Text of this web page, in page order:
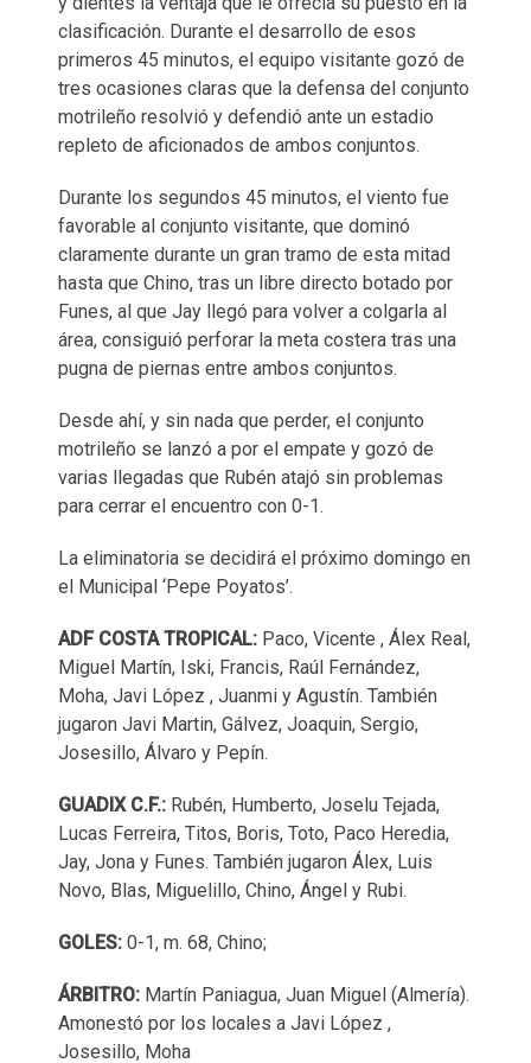
clasificación. Durante el desarrollo de esos
primeros 45 minutos, el equipo visitante gozó de
tres ocasiones claras que la defensa del conjunto
motrileño resolvió y defendió ante un estadio
repleto de aficionados de ambos conjuntos.
Durante los segundos 45 minutos, el viento fue
favorable al conjunto visitante, que dominó
claramente durante un gran tramo de esta mitad
hasta que Chino, tras un libre directo botado por
Funes, al que Jay llegó para volver a colgarla al
área, consiguió perforar la meta costera tras una
pugna de piernas entre ambos conjuntos.
Desde ahí, y sin nada que perder, el conjunto
motrileño se lanzó a por el empate y gozó de
varias llegadas que Rubén atajó sin problemas
para cerrar el encuentro con 0-1.
La eliminatoria se decidirá el próximo domingo en
el Municipal ‘Pepe Poyatos’.
ADF COSTA TROPICAL: Paco, Vicente , Álex Real,
Miguel Martín, Iski, Francis, Raúl Fernández,
Moha, Javi López , Juanmi y Agustín. También
jugaron Javi Martin, Gálvez, Joaquin, Sergio,
Josesillo, Álvaro y Pepín.
GUADIX C.F.: Rubén, Humberto, Joselu Tejada,
Lucas Ferreira, Titos, Boris, Toto, Paco Heredia,
Jay, Jona y Funes. También jugaron Álex, Luis
Novo, Blas, Miguelillo, Chino, Ángel y Rubi.
GOLES: 0-1, m. 68, Chino;
ÁRBITRO: Martín Paniagua, Juan Miguel (Almería).
Amonestó por los locales a Javi López ,
Josesillo, Moha